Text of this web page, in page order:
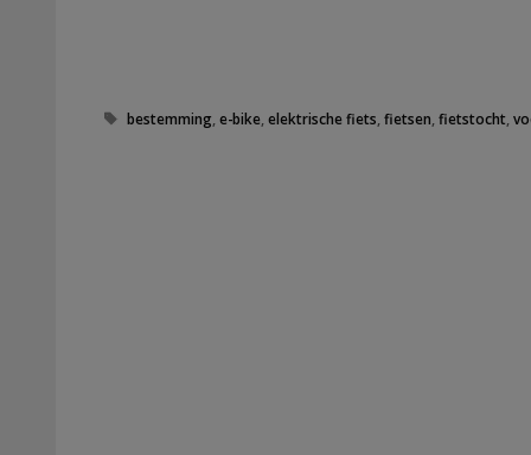
Tags
bestemming,e-bike,elektrische fiets,fietsen,fietstocht,